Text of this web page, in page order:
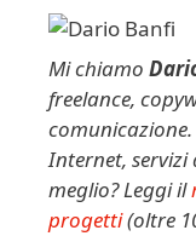
Mi chiamo
freelance,
Internet, servizi
meglio? Leggi il
progetti(oltre